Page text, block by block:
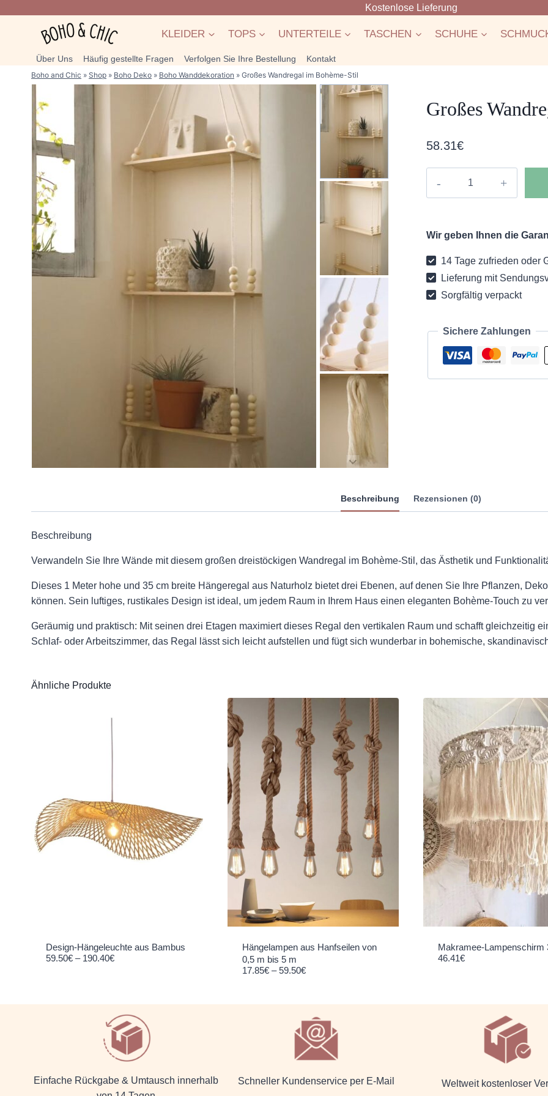
Kostenlose Lieferung
KLEIDER TOPS UNTERTEILE TASCHEN SCHUHE
Über Uns Häufig gestellte Fragen Verfolgen Sie Ihre Bestellung Kontakt
Boho and Chic » Shop » Boho Deko » Boho Wanddekoration » Großes Wandregal im Bohème-Stil
Großes
58.31€
Stil
Wir geben Ihnen die
14 Tage zufrieden oder
Lieferung mit
Sorgfältig verpackt
Sichere Zahlungen
Beschreibung Rezensionen (0)
Beschreibung
Verwandeln Sie Ihre Wände mit diesem großen dreistöckigen Wandregal im Bohème-Stil, das Ästhetik und
Dieses 1 Meter hohe und 35 cm breite Hängeregal aus Naturholz bietet drei Ebenen, auf denen Sie Ihre Pflanzen,
können. Sein luftiges, rustikales Design ist ideal, um jedem Raum in Ihrem Haus einen eleganten Bohème-Touch zu
Geräumig und praktisch: Mit seinen drei Etagen maximiert dieses Regal den vertikalen Raum und schafft gleichzeitig
Schlaf- oder Arbeitszimmer, das Regal lässt sich leicht aufstellen und fügt sich wunderbar in bohemische,
Ähnliche Produkte
Design-Hängeleuchte aus Bambus
59.50€ – 190.40€Preisspanne: 59.50€ bis 190.40€
Hängelampen aus Hanfseilen von
0,5 m bis 5 m
17.85€ –59.50€Preisspanne: 17.85€ bis 59.50€
Makramee-Lampenschirm
46.41€
Einfache Rückgabe & Umtausch innerhalb
Schneller Kundenservice per E-Mail Weltweit kostenloser